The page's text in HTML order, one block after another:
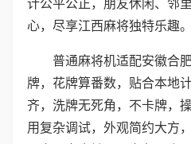
心，尽享江西麻将独特乐趣。
普通麻将机适配安徽合
牌，花牌算番数，贴合本地
齐，洗牌无死角，不卡牌，
用复杂调试，外观简约大方